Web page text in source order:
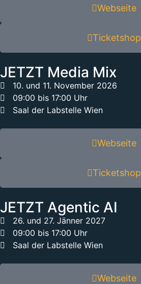
Webseite
Ticketshop
JETZT Media Mix
10. und 11. November 2026
09:00 bis 17:00 Uhr
Saal der Labstelle Wien
Webseite
Ticketshop
JETZT Agentic AI
26. und 27. Jänner 2027
09:00 bis 17:00 Uhr
Saal der Labstelle Wien
Webseite